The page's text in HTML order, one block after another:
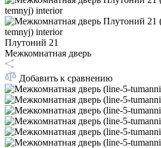
Плутоний 21
Межкомнатная дверь
Добавить к сравнению